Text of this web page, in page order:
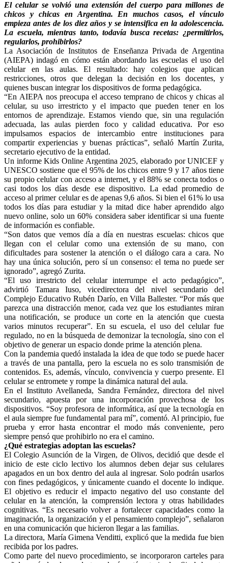
El celular se volvió una extensión del cuerpo para millones de
chicos y chicas en Argentina. En muchos casos, el vínculo
empieza antes de los diez años y se intensifica en la adolescencia.
La escuela, mientras tanto, todavía busca recetas: ¿permitirlos,
regularlos, prohibirlos?
La Asociación de Institutos de Enseñanza Privada de Argentina
(AIEPA) indagó en cómo están abordando las escuelas el uso del
celular en las aulas. El resultado: hay colegios que aplican
restricciones, otros que delegan la decisión en los docentes, y
quienes buscan integrar los dispositivos de forma pedagógica.
“En AIEPA nos preocupa el acceso temprano de chicos y chicas al
celular, su uso irrestricto y el impacto que pueden tener en los
entornos de aprendizaje. Estamos viendo que, sin una regulación
adecuada, las aulas pierden foco y calidad educativa. Por eso
impulsamos espacios de intercambio entre instituciones para
compartir experiencias y buenas prácticas”, señaló Martín Zurita,
secretario ejecutivo de la entidad.
Un informe Kids Online Argentina 2025, elaborado por UNICEF y
UNESCO sostiene que el 95% de los chicos entre 9 y 17 años tiene
su propio celular con acceso a internet, y el 88% se conecta todos o
casi todos los días desde ese dispositivo. La edad promedio de
acceso al primer celular es de apenas 9,6 años. Si bien el 61% lo usa
todos los días para estudiar y la mitad dice haber aprendido algo
nuevo online, solo un 60% considera saber identificar si una fuente
de información es confiable.
“Son datos que vemos día a día en nuestras escuelas: chicos que
llegan con el celular como una extensión de su mano, con
dificultades para sostener la atención o el diálogo cara a cara. No
hay una única solución, pero sí un consenso: el tema no puede ser
ignorado”, agregó Zurita.
“El uso irrestricto del celular interrumpe el acto pedagógico”,
advirtió Tamara Iuso, vicedirectora del nivel secundario del
Complejo Educativo Rubén Darío, en Villa Ballester. “Por más que
parezca una distracción menor, cada vez que los estudiantes miran
una notificación, se produce un corte en la atención que cuesta
varios minutos recuperar”. En su escuela, el uso del celular fue
regulado, no en la búsqueda de demonizar la tecnología, sino con el
objetivo de generar un espacio donde prime la atención plena.
Con la pandemia quedó instalada la idea de que todo se puede hacer
a través de una pantalla, pero la escuela no es solo transmisión de
contenidos. Es, además, vínculo, convivencia y cuerpo presente. El
celular se entromete y rompe la dinámica natural del aula.
En el Instituto Avellaneda, Sandra Fernández, directora del nivel
secundario, apuesta por una incorporación provechosa de los
dispositivos. “Soy profesora de informática, así que la tecnología en
el aula siempre fue fundamental para mí”, comentó. Al principio, fue
prueba y error hasta encontrar el modo más conveniente, pero
siempre pensó que prohibirlo no era el camino.
¿Qué estrategias adoptan las escuelas?
El Colegio Asunción de la Virgen, de Olivos, decidió que desde el
inicio de este ciclo lectivo los alumnos deben dejar sus celulares
apagados en un box dentro del aula al ingresar. Solo podrán usarlos
con fines pedagógicos, y únicamente cuando el docente lo indique.
El objetivo es reducir el impacto negativo del uso constante del
celular en la atención, la comprensión lectora y otras habilidades
cognitivas. “Es necesario volver a fortalecer capacidades como la
imaginación, la organización y el pensamiento complejo”, señalaron
en una comunicación que hicieron llegar a las familias.
La directora, María Gimena Venditti, explicó que la medida fue bien
recibida por los padres.
Como parte del nuevo procedimiento, se incorporaron carteles para